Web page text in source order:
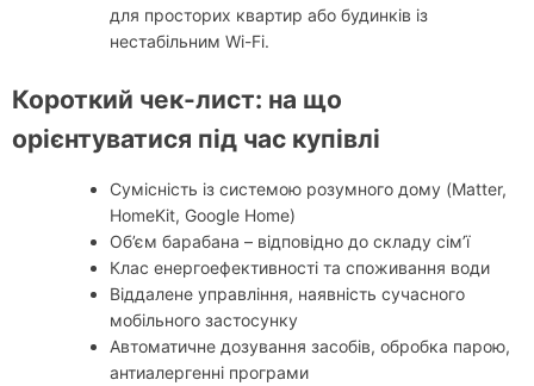
для просторих квартир або будинків із
нестабільним Wi-Fi.
Короткий чек-лист: на що
орієнтуватися під час купівлі
Сумісність із системою розумного дому (Matter,
HomeKit, Google Home)
Об’єм барабана – відповідно до складу сім’ї
Клас енергоефективності та споживання води
Віддалене управління, наявність сучасного
мобільного застосунку
Автоматичне дозування засобів, обробка парою,
антиалергенні програми